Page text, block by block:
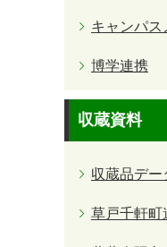
キャンパス
博学連携
収蔵資料
収蔵品デー
草戸千軒町